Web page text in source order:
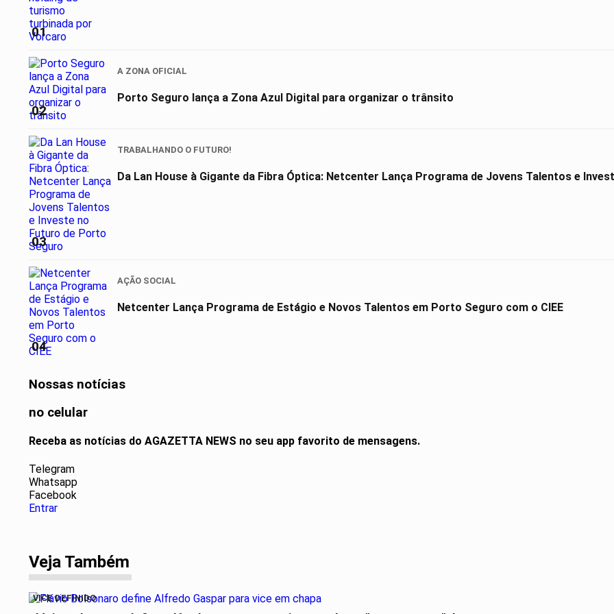
01
02
A ZONA OFICIAL
Porto Seguro lança a Zona Azul Digital para organizar o trânsito
03
TRABALHANDO O FUTURO!
Da Lan House à Gigante da Fibra Óptica: Netcenter Lança Programa de Jovens Talentos e
04
AÇÃO SOCIAL
Netcenter Lança Programa de Estágio e Novos Talentos em Porto Seguro com o CIEE
Nossas notícias
no celular
Receba as notícias do AGAZETTA NEWS no seu app favorito de mensagens.
Telegram
Whatsapp
Facebook
Entrar
Veja Também
VICE DEFINIDO